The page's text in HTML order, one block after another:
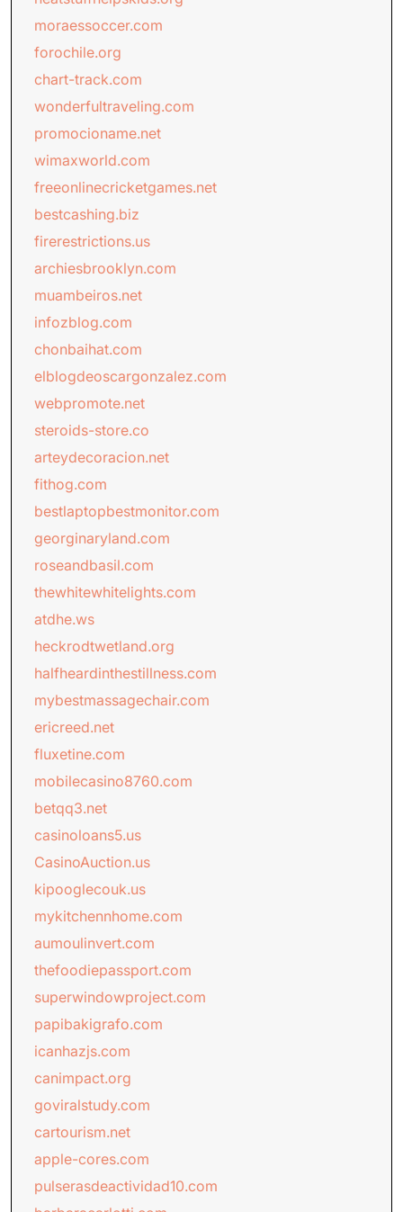
moraessoccer.com
forochile.org
chart-track.com
wonderfultraveling.com
promocioname.net
wimaxworld.com
freeonlinecricketgames.net
bestcashing.biz
firerestrictions.us
archiesbrooklyn.com
muambeiros.net
infozblog.com
chonbaihat.com
elblogdeoscargonzalez.com
webpromote.net
steroids-store.co
arteydecoracion.net
fithog.com
bestlaptopbestmonitor.com
georginaryland.com
roseandbasil.com
thewhitewhitelights.com
atdhe.ws
heckrodtwetland.org
halfheardinthestillness.com
mybestmassagechair.com
ericreed.net
fluxetine.com
mobilecasino8760.com
betqq3.net
casinoloans5.us
CasinoAuction.us
kipooglecouk.us
mykitchennhome.com
aumoulinvert.com
thefoodiepassport.com
superwindowproject.com
papibakigrafo.com
icanhazjs.com
canimpact.org
goviralstudy.com
cartourism.net
apple-cores.com
pulserasdeactividad10.com